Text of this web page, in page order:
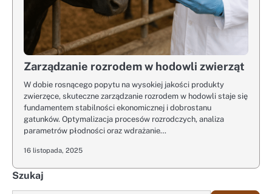
Zarządzanie rozrodem w hodowli zwierząt
W dobie rosnącego popytu na wysokiej jakości produkty
zwierzęce, skuteczne zarządzanie rozrodem w hodowli staje się
fundamentem stabilności ekonomicznej i dobrostanu
gatunków. Optymalizacja procesów rozrodczych, analiza
parametrów płodności oraz wdrażanie…
16 listopada, 2025
Szukaj